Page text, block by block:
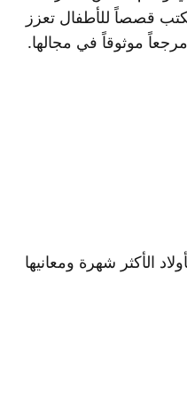
قصصاً للأطفال تعزز
موثوقاً في مجالها.
الأكثر شهرة ومعانيها